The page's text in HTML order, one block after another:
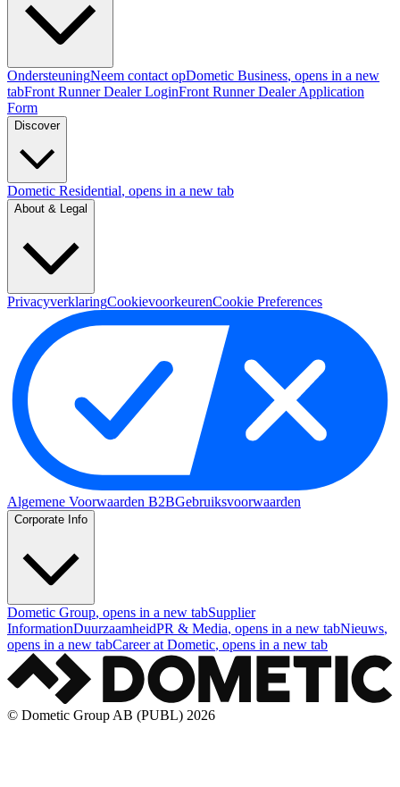
OndersteuningNeem contact opDometic Business, opens in a new
tabFront Runner Dealer LoginFront Runner Dealer Application
Form
Discover
Dometic Residential, opens in a new tab
About & Legal
PrivacyverklaringCookievoorkeurenCookie Preferences
Algemene Voorwaarden B2BGebruiksvoorwaarden
Corporate Info
Dometic Group, opens in a new tabSupplier
InformationDuurzaamheidPR & Media, opens in a new tabNieuws,
opens in a new tabCareer at Dometic, opens in a new tab
© Dometic Group AB (PUBL) 2026